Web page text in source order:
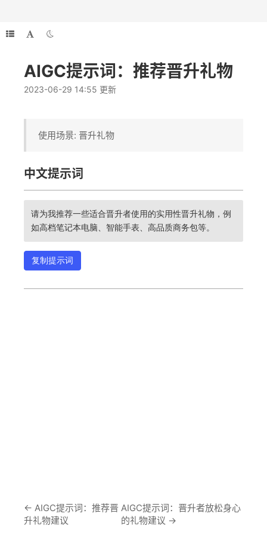
AIGC提示词：推荐晋升礼物
2023-06-29 14:55 更新
使用场景: 晋升礼物
中文提示词
请为我推荐一些适合晋升者使用的实用性晋升礼物，例
如高档笔记本电脑、智能手表、高品质商务包等。
复制提示词
← AIGC提示词：推荐晋
升礼物建议
AIGC提示词：晋升者放松身心
的礼物建议 →